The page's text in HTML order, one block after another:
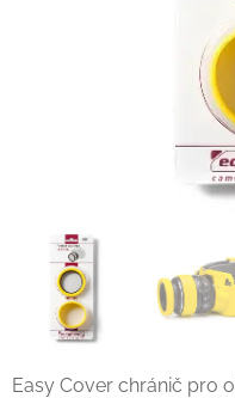
Easy Cover chránič pro